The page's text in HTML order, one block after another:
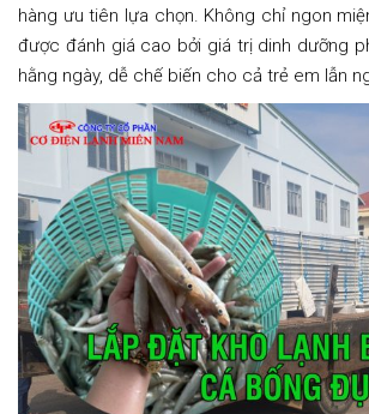
hàng ưu tiên lựa chọn. Không chỉ ngon
được đánh giá cao bởi giá trị dinh dưỡng
hằng ngày, dễ chế biến cho cả trẻ em lẫn